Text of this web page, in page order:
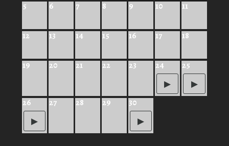
5 6 7 8 9 10 11
12 13 14 15 16 17 18
19 20 21 22 23 24 25
26 27 28 29 30